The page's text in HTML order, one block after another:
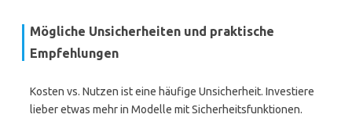
Mögliche Unsicherheiten und praktische
Empfehlungen
Kosten vs. Nutzen ist eine häufige Unsicherheit. Investiere
lieber etwas mehr in Modelle mit Sicherheitsfunktionen.